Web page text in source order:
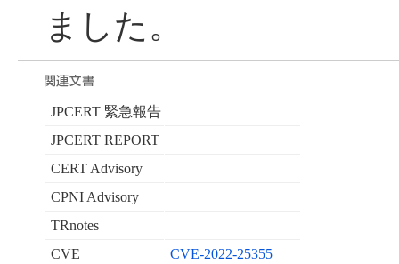
ました。
JPCERT 緊急報告
JPCERT REPORT
CERT Advisory
CPNI Advisory
TRnotes
CVE
CVE-2022-25355